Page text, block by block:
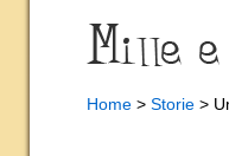
Home > Storie >